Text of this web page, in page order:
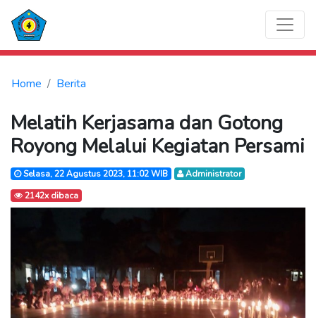
Home Berita
Melatih Kerjasama dan Gotong
Royong Melalui Kegiatan Persami
Selasa, 22 Agustus 2023, 11:02 WIB
Administrator
2142x dibaca